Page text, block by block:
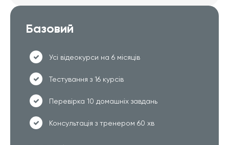
Базовий
Усі відеокурси на 6 місяців
Тестування з 16 курсів
Перевірка 10 домашніх завдань
Консультація з тренером 60 хв